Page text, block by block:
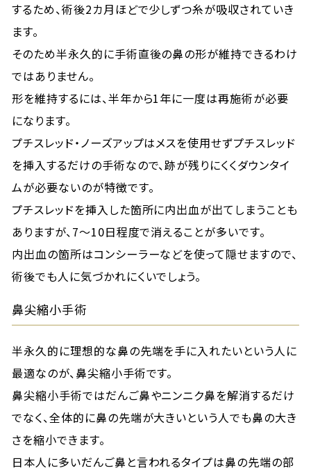
するため、術後2カ月ほどで少しずつ糸が吸収されていき
ます。
そのため半永久的に手術直後の鼻の形が維持できるわけ
ではありません。
形を維持するには、半年から1年に一度は再施術が必要
になります。
プチスレッド・ノーズアップはメスを使用せずプチスレッド
を挿入するだけの手術なので、跡が残りにくくダウンタイ
ムが必要ないのが特徴です。
プチスレッドを挿入した箇所に内出血が出てしまうことも
ありますが、7〜10日程度で消えることが多いです。
内出血の箇所はコンシーラーなどを使って隠せますので、
術後でも人に気づかれにくいでしょう。
鼻尖縮小手術
半永久的に理想的な鼻の先端を手に入れたいという人に
最適なのが、鼻尖縮小手術です。
鼻尖縮小手術ではだんご鼻やニンニク鼻を解消するだけ
でなく、全体的に鼻の先端が大きいという人でも鼻の大き
さを縮小できます。
日本人に多いだんご鼻と言われるタイプは鼻の先端の部